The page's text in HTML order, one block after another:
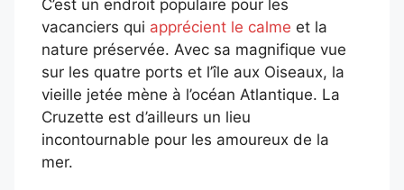
C’est un endroit populaire pour les
vacanciers qui apprécient le calme et la
nature préservée. Avec sa magnifique vue
sur les quatre ports et l’île aux Oiseaux, la
vieille jetée mène à l’océan Atlantique. La
Cruzette est d’ailleurs un lieu
incontournable pour les amoureux de la
mer.